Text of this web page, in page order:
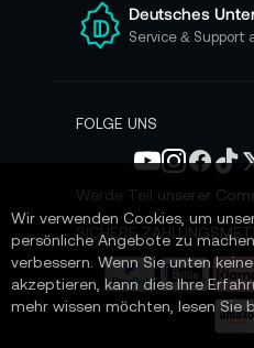
e
n
N
s
e
n
Deutsches
Service & Support
FOLGE UNS
Werde Teil unserer
SICHERE
Wir verwenden Cookies, um
persönliche Angebote zu
verbessern. Wenn Sie unten
akzeptieren, kann dies Ihre
mehr wissen möchten, lesen Sie